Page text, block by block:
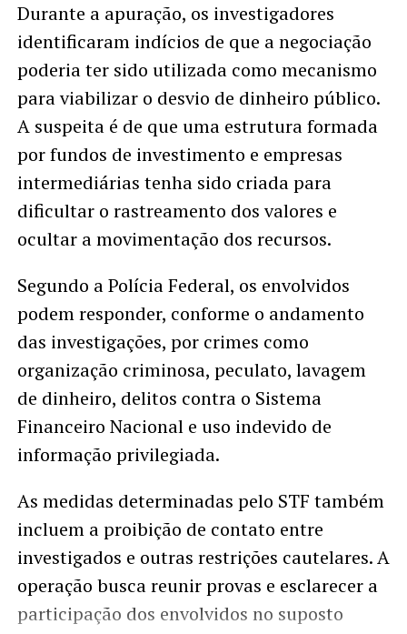
Durante a apuração, os investigadores
identificaram indícios de que a negociação
poderia ter sido utilizada como mecanismo
para viabilizar o desvio de dinheiro público.
A suspeita é de que uma estrutura formada
por fundos de investimento e empresas
intermediárias tenha sido criada para
dificultar o rastreamento dos valores e
ocultar a movimentação dos recursos.
Segundo a Polícia Federal, os envolvidos
podem responder, conforme o andamento
das investigações, por crimes como
organização criminosa, peculato, lavagem
de dinheiro, delitos contra o Sistema
Financeiro Nacional e uso indevido de
informação privilegiada.
As medidas determinadas pelo STF também
incluem a proibição de contato entre
investigados e outras restrições cautelares. A
operação busca reunir provas e esclarecer a
participação dos envolvidos no suposto